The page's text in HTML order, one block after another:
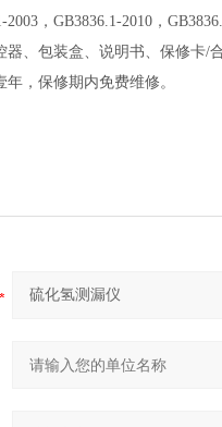
2003，GB3836.1-2010，
器、包装盒、说明书、保修卡/
年，保修期内免费维修。